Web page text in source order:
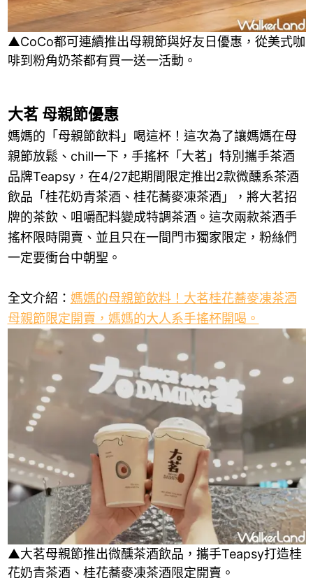
▲CoCo都可連續推出母親節與好友日優惠，從美式咖
啡到粉角奶茶都有買一送一活動。
大茗 母親節優惠
媽媽的「母親節飲料」喝這杯！這次為了讓媽媽在母
親節放鬆、chill一下，手搖杯「大茗」特別攜手茶酒
品牌Teapsy，在4/27起期間限定推出2款微醺系茶酒
飲品「桂花奶青茶酒、桂花蕎麥凍茶酒」，將大茗招
牌的茶飲、咀嚼配料變成特調茶酒。這次兩款茶酒手
搖杯限時開賣、並且只在一間門市獨家限定，粉絲們
一定要衝台中朝聖。
全文介紹： 媽媽的母親節飲料！大茗桂花蕎麥凍茶酒
母親節限定開賣，媽媽的大人系手搖杯開喝。
▲大茗母親節推出微醺茶酒飲品，攜手Teapsy打造桂
花奶青茶酒、桂花蕎麥凍茶酒限定開賣。